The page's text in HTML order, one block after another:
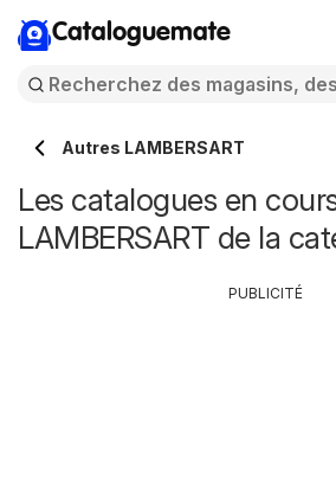
Cataloguemate
Autres LAMBERSART
Les catalogues en
LAMBERSART de la
PUBLICITÉ